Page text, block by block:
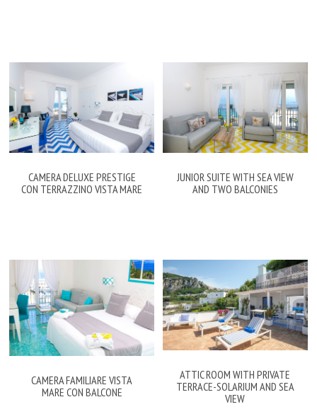
CAMERA DELUXE PRESTIGE
CON TERRAZZINO VISTA MARE
JUNIOR SUITE WITH SEA VIEW
AND TWO BALCONIES
CAMERA FAMILIARE VISTA
MARE CON BALCONE
ATTIC ROOM WITH PRIVATE
TERRACE-SOLARIUM AND SEA
VIEW